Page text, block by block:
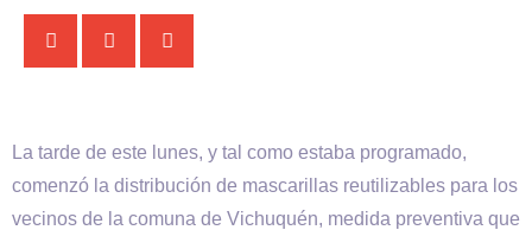
La tarde de este lunes, y tal como estaba programado,
comenzó la distribución de mascarillas reutilizables para los
vecinos de la comuna de Vichuquén, medida preventiva que